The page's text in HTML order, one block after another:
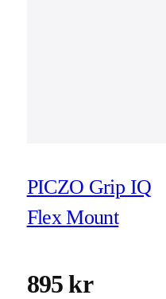
PICZO Grip IQ
Flex Mount
895 kr